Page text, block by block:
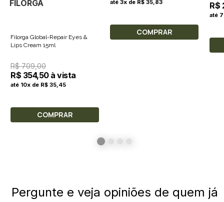
FILORGA
Filorga Global-Repair Eyes &
Lips Cream 15ml
R$ 709,00
R$ 354,50 à vista
até 10x de R$ 35,45
COMPRAR
até 3x de R$ 35,83
COMPRAR
R$
até
Pergunte e veja opiniões de quem já